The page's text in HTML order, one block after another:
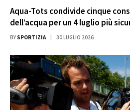
Aqua-Tots condivide cinque
dell’acqua per un 4 luglio più
BY SPORTIZIA 30 LUGLIO 2026